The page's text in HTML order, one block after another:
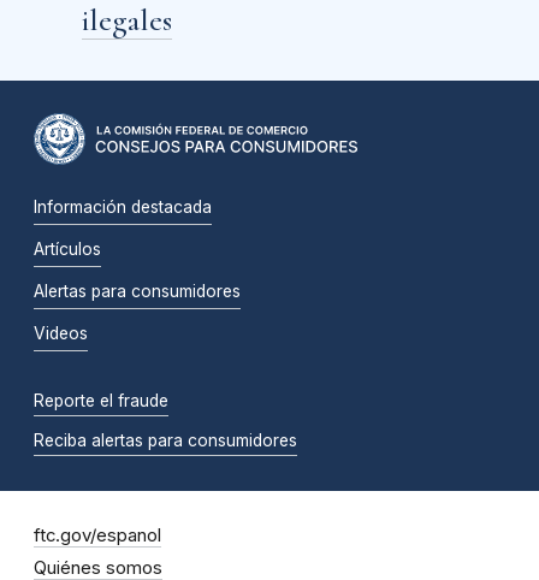
ilegales
Información destacada
Artículos
Alertas para consumidores
Videos
Reporte el fraude
Reciba alertas para consumidores
ftc.gov/espanol
Quiénes somos